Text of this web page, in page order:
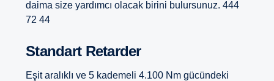
daima size yardımcı olacak birini bulursunuz. 444
72 44
Standart Retarder
Eşit aralıklı ve 5 kademeli 4.100 Nm gücündeki